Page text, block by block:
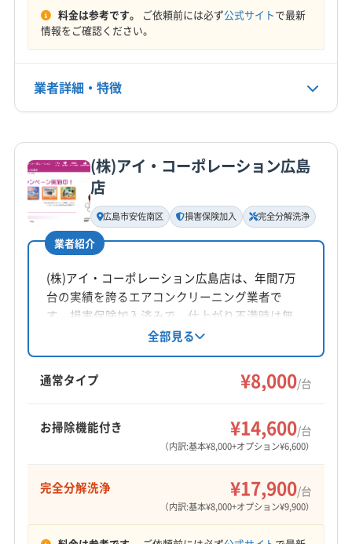
料金は参考です。 ご依頼前には必ず公式サイトで最新
情報をご確認ください。
業者詳細・特徴
基本情報
代表者名
宮本義人
所在地
対応地域
広島市佐伯区
竹原市
東広島市
安芸郡海田町
営業時間
定休日
(株)アイ・コーポレーション広島
店
広島市安佐南区 損害保険加入 完全分解洗浄
業者紹介
(株)アイ・コーポレーション広島店は、年間7万
台の実績を誇るエアコンクリーニング業者で
す。損害保険加入済みで、仕上がり不満時は無
料追加対応も行っています。全国チェーンの技
術力で、家庭用エアコンを中心に完全分解洗浄
や防カビ抗菌コートも提供。広島市安佐南区を
中心に、広島市全域と周辺地域に対応していま
全部見る
通常タイプ ¥8,000/台
お掃除機能付き ¥14,600/台
（内訳:基本¥8,000+オプション¥6,600）
完全分解洗浄 ¥17,900/台
（内訳:基本¥8,000+オプション¥9,900）